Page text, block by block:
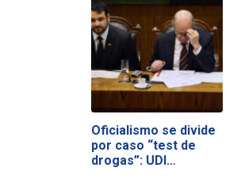
Oficialismo se divide
por caso “test de
drogas”: UDI…